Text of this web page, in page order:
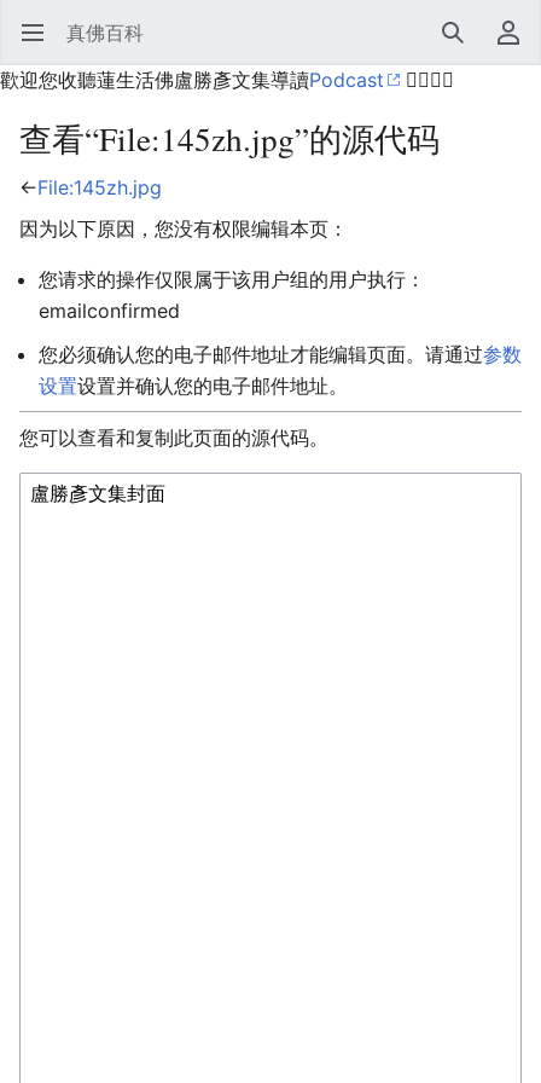
打开主菜单 真佛百科 搜索
用户菜单
歡迎您收聽蓮生活佛盧勝彥文集導讀Podcast 🙋‍♂️🙋‍♀️
查看“File:145zh.jpg”的源代码
←File:145zh.jpg
因为以下原因，您没有权限编辑本页：
您请求的操作仅限属于该用户组的用户执行：
emailconfirmed
您必须确认您的电子邮件地址才能编辑页面。请通过参数
设置设置并确认您的电子邮件地址。
您可以查看和复制此页面的源代码。